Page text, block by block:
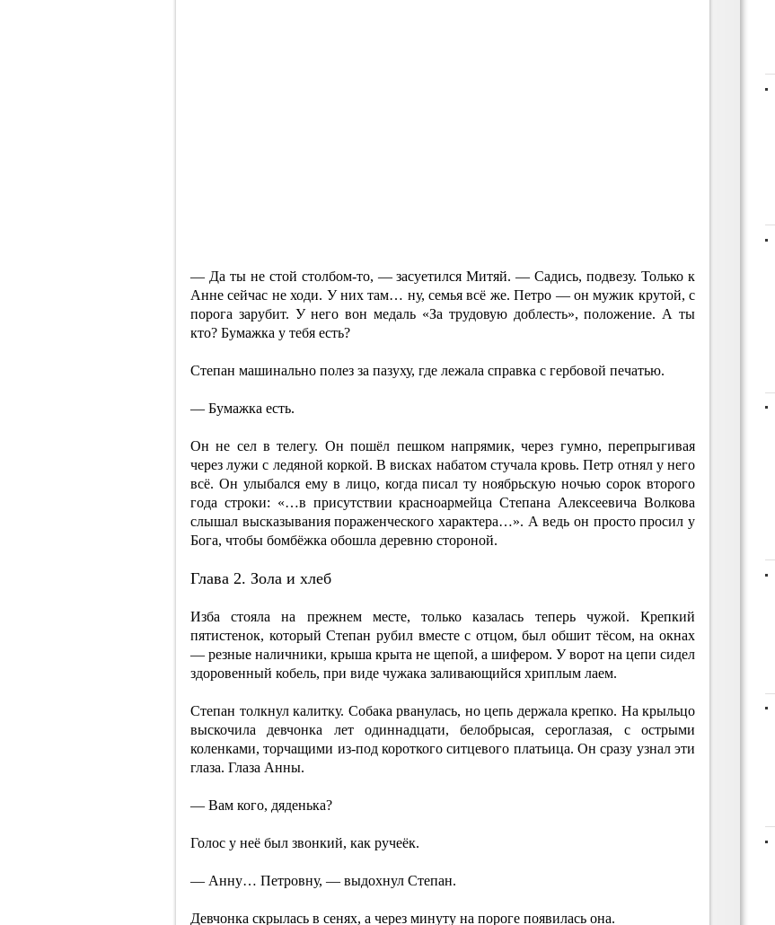
— Да ты не стой столбом-то, — засуетился Митяй. — Садись, подвезу. Только к
Анне сейчас не ходи. У них там… ну, семья всё же. Петро — он мужик крутой, с
порога зарубит. У него вон медаль «За трудовую доблесть», положение. А ты
кто? Бумажка у тебя есть?
Степан машинально полез за пазуху, где лежала справка с гербовой печатью.
— Бумажка есть.
Он не сел в телегу. Он пошёл пешком напрямик, через гумно, перепрыгивая
через лужи с ледяной коркой. В висках набатом стучала кровь. Петр отнял у него
всё. Он улыбался ему в лицо, когда писал ту ноябрьскую ночью сорок второго
года строки: «…в присутствии красноармейца Степана Алексеевича Волкова
слышал высказывания пораженческого характера…». А ведь он просто просил у
Бога, чтобы бомбёжка обошла деревню стороной.
Глава 2. Зола и хлеб
Изба стояла на прежнем месте, только казалась теперь чужой. Крепкий
пятистенок, который Степан рубил вместе с отцом, был обшит тёсом, на окнах
— резные наличники, крыша крыта не щепой, а шифером. У ворот на цепи сидел
здоровенный кобель, при виде чужака заливающийся хриплым лаем.
Степан толкнул калитку. Собака рванулась, но цепь держала крепко. На крыльцо
выскочила девчонка лет одиннадцати, белобрысая, сероглазая, с острыми
коленками, торчащими из-под короткого ситцевого платьица. Он сразу узнал эти
глаза. Глаза Анны.
— Вам кого, дяденька?
Голос у неё был звонкий, как ручеёк.
— Анну… Петровну, — выдохнул Степан.
Девчонка скрылась в сенях, а через минуту на пороге появилась она.